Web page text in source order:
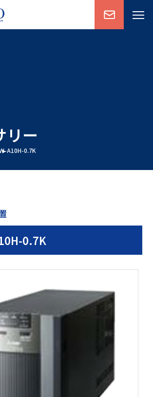
リー
A10H-0.7K
0.7K